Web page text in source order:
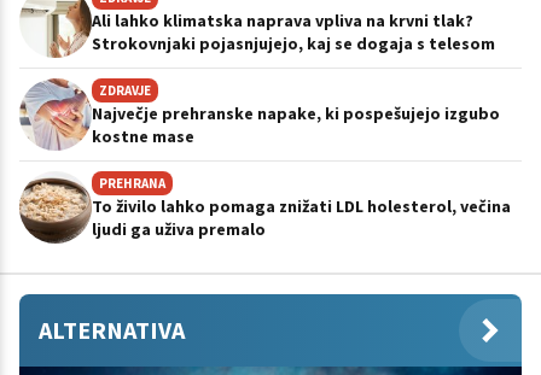
Ali lahko klimatska naprava vpliva na krvni tlak?
Strokovnjaki pojasnjujejo, kaj se dogaja s telesom
ZDRAVJE
Največje prehranske napake, ki pospešujejo izgubo
kostne mase
PREHRANA
To živilo lahko pomaga znižati LDL holesterol, večina
ljudi ga uživa premalo
ALTERNATIVA